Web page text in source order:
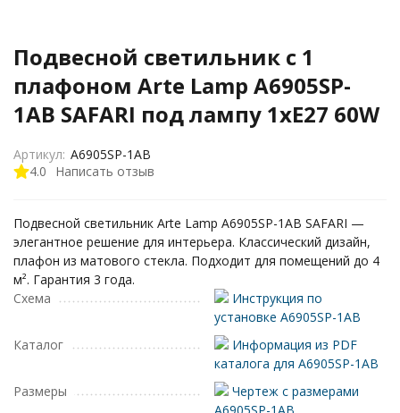
Подвесной светильник с 1
плафоном Arte Lamp A6905SP-
1AB SAFARI под лампу 1xE27 60W
4.0 Написать отзыв
Артикул: A6905SP-1AB
Подвесной светильник Arte Lamp A6905SP-1AB SAFARI —
элегантное решение для интерьера. Классический дизайн,
плафон из матового стекла. Подходит для помещений до 4
м². Гарантия 3 года.
Схема
Инструкция по
установке A6905SP-1AB
Каталог
Информация из PDF
каталога для A6905SP-1AB
Размеры
Чертеж с размерами